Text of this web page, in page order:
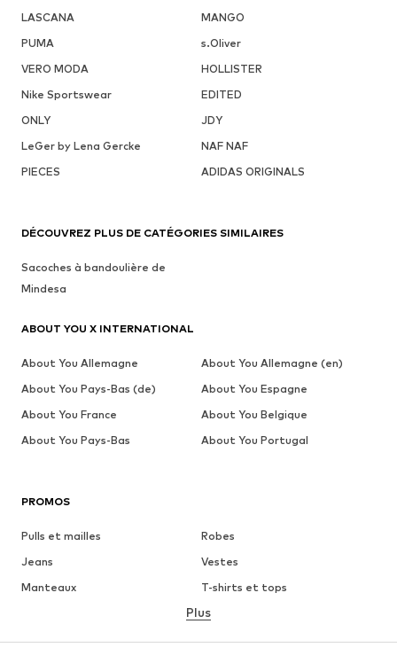
LASCANA
MANGO
PUMA
s.Oliver
VERO MODA
HOLLISTER
Nike Sportswear
EDITED
ONLY
JDY
LeGer by Lena Gercke
NAF NAF
PIECES
ADIDAS ORIGINALS
PROMOS
Pulls et mailles
Robes
Jeans
Vestes
Manteaux
T-shirts et tops
Lingerie
Plus
DÉCOUVREZ PLUS DE CATÉGORIES SIMILAIRES
Sacoches à bandoulière de
Mindesa
ABOUT YOU X INTERNATIONAL
About You Allemagne
About You Allemagne (en)
About You Pays-Bas (de)
About You Espagne
About You France
About You Belgique
About You Pays-Bas
About You Portugal